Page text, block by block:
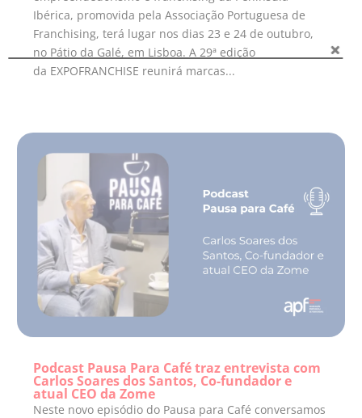
Ibérica, promovida pela Associação Portuguesa de
Franchising, terá lugar nos dias 23 e 24 de outubro,
no Pátio da Galé, em Lisboa. A 29ª edição
da EXPOFRANCHISE reunirá marcas...
Podcast Pausa Para Café traz entrevista com
Carlos Soares dos Santos, Co-fundador e
atual CEO da Zome
Neste novo episódio do Pausa para Café conversamos